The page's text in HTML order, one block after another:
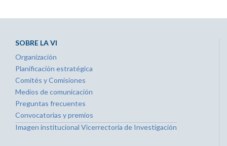
SOBRE LA VI
Organización
Planificación estratégica
Comités y Comisiones
Medios de comunicación
Preguntas frecuentes
Convocatorias y premios
Imagen institucional Vicerrectoría de Investigación